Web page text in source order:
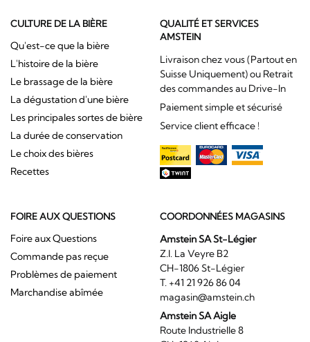
CULTURE DE LA BIÈRE
Qu'est-ce que la bière
L'histoire de la bière
Le brassage de la bière
La dégustation d'une bière
Les principales sortes de bière
La durée de conservation
Le choix des bières
Recettes
QUALITÉ ET SERVICES
AMSTEIN
Livraison chez vous (Partout en
Suisse Uniquement) ou Retrait
des commandes au Drive-In
Paiement simple et sécurisé
Service client efficace !
FOIRE AUX QUESTIONS
Foire aux Questions
Commande pas reçue
Problèmes de paiement
Marchandise abîmée
COORDONNÉES MAGASINS
Amstein SA St-Légier
Z.I. La Veyre B2
CH-1806 St-Légier
T. +41 21 926 86 04
magasin@amstein.ch
Amstein SA Aigle
Route Industrielle 8